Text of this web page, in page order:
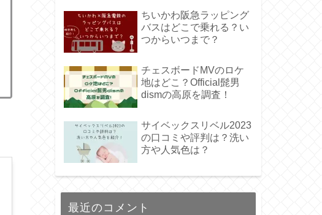
ちいかわ阪急ラッピング
バスはどこで乗れる？い
つからいつまで？
チェスボードMVのロケ
地はどこ？Official髭男
dismの高原を調査！
サイベックスリベル2023
の口コミや評判は？洗い
方や人気色は？
最近のコメント